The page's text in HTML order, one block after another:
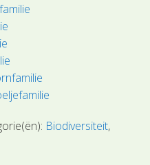
Biodiversiteit